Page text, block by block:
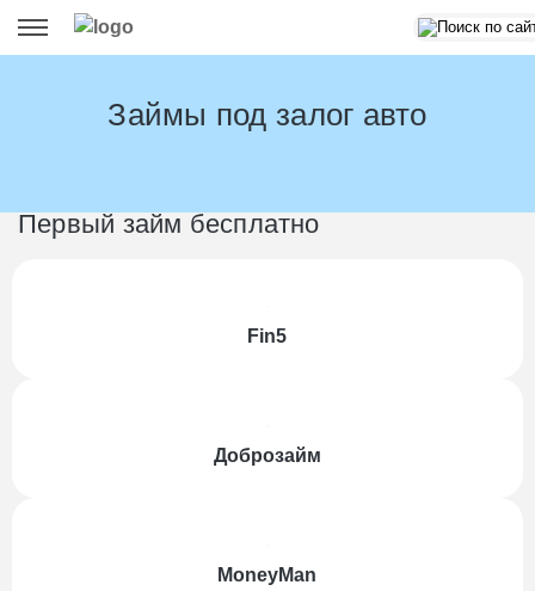
Займы под залог авто
Первый займ бесплатно
Fin5
Доброзайм
MoneyMan